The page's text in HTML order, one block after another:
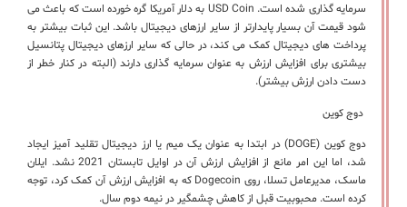
سرمایه گذاری شده است. USD Coin به دلار آمریکا گره خورده است که باعث می
شود قیمت آن بسیار پایدارتر از سایر ارزهای دیجیتال باشد. این ثبات بیشتر به
پرداخت های دیجیتال کمک می کند، در حالی که سایر ارزهای دیجیتال پتانسیل
بیشتری برای افزایش ارزش به عنوان سرمایه گذاری دارند (البته در کنار خطر از
دست دادن ارزش بیشتر).
دوج کوین
دوج کوین (DOGE) در ابتدا به عنوان یک میم یا ارز دیجیتال تقلید آمیز ایجاد
شد، اما این امر مانع از افزایش ارزش آن در اوایل تابستان 2021 نشد. ایلان
ماسک، مدیرعامل تسلا، روی Dogecoin که به افزایش ارزش آن کمک کرد، توجه
کرده است. محبوبیت قبل از کاهش چشمگیر در نیمه دوم سال.